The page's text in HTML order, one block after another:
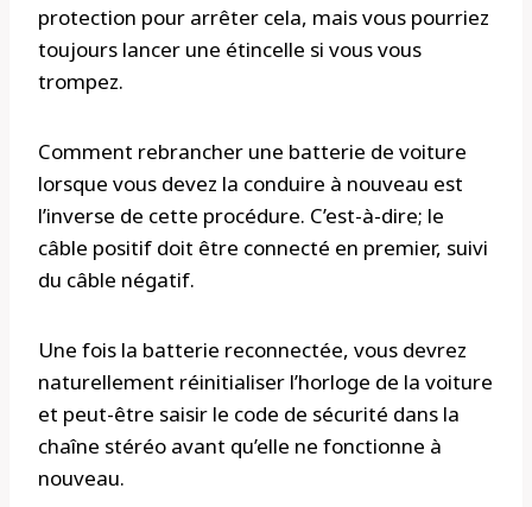
protection pour arrêter cela, mais vous pourriez
toujours lancer une étincelle si vous vous
trompez.
Comment rebrancher une batterie de voiture
lorsque vous devez la conduire à nouveau est
l’inverse de cette procédure. C’est-à-dire; le
câble positif doit être connecté en premier, suivi
du câble négatif.
Une fois la batterie reconnectée, vous devrez
naturellement réinitialiser l’horloge de la voiture
et peut-être saisir le code de sécurité dans la
chaîne stéréo avant qu’elle ne fonctionne à
nouveau.